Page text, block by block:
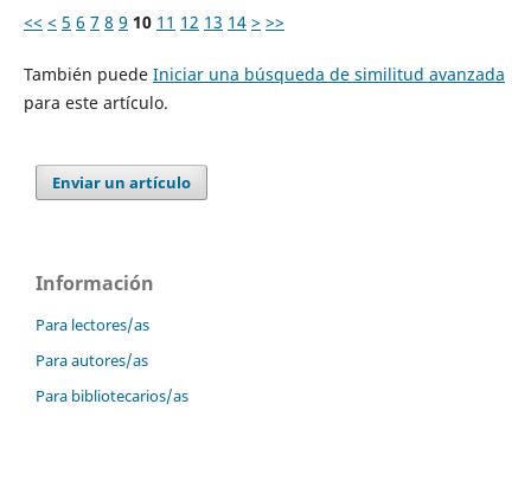
<< < 5 6 7 8 9 10 11 12 13 14 > >>
También puede Iniciar una búsqueda de similitud avanzada
para este artículo.
Enviar un artículo
Información
Para lectores/as
Para autores/as
Para bibliotecarios/as